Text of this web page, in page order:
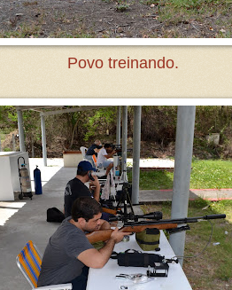
Povo treinando.